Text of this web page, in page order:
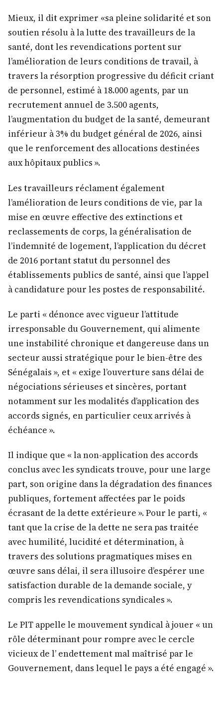
Mieux, il dit exprimer «sa pleine solidarité et son
soutien résolu à la lutte des travailleurs de la
santé, dont les revendications portent sur
l’amélioration de leurs conditions de travail, à
travers la résorption progressive du déficit criant
de personnel, estimé à 18.000 agents, par un
recrutement annuel de 3.500 agents,
l’augmentation du budget de la santé, demeurant
inférieur à 3% du budget général de 2026, ainsi
que le renforcement des allocations destinées
aux hôpitaux publics ».
Les travailleurs réclament également
l’amélioration de leurs conditions de vie, par la
mise en œuvre effective des extinctions et
reclassements de corps, la généralisation de
l’indemnité de logement, l’application du décret
de 2016 portant statut du personnel des
établissements publics de santé, ainsi que l’appel
à candidature pour les postes de responsabilité.
Le parti « dénonce avec vigueur l’attitude
irresponsable du Gouvernement, qui alimente
une instabilité chronique et dangereuse dans un
secteur aussi stratégique pour le bien-être des
Sénégalais », et « exige l’ouverture sans délai de
négociations sérieuses et sincères, portant
notamment sur les modalités d’application des
accords signés, en particulier ceux arrivés à
échéance ».
Il indique que « la non-application des accords
conclus avec les syndicats trouve, pour une large
part, son origine dans la dégradation des finances
publiques, fortement affectées par le poids
écrasant de la dette extérieure ». Pour le parti, «
tant que la crise de la dette ne sera pas traitée
avec humilité, lucidité et détermination, à
travers des solutions pragmatiques mises en
œuvre sans délai, il sera illusoire d’espérer une
satisfaction durable de la demande sociale, y
compris les revendications syndicales ».
Le PIT appelle le mouvement syndical à jouer « un
rôle déterminant pour rompre avec le cercle
vicieux de l’ endettement mal maîtrisé par le
Gouvernement, dans lequel le pays a été engagé ».